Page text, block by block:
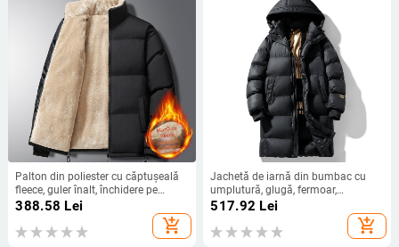
Palton din poliester cu căptușeală
fleece, guler înalt, închidere pe
fermoar, croială lejeră, pentru iarnă.
388.58 Lei
add_shopping_cart
Jachetă de iarnă din bumbac cu
umplutură, glugă, fermoar,
buzunare laterale, stil sport
517.92 Lei
add_shopping_cart